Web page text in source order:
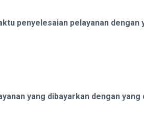
penyelesaian pelayanan
yang dibayarkan dengan